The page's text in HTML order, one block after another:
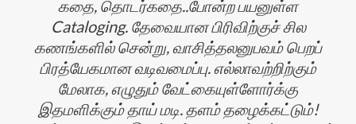
கதை, தொடர்கதை..போன்ற பயனுள்ள
Cataloging. தேவையான பிரிவிற்குச் சில
கணங்களில் சென்று, வாசித்தலனுபவம் பெறப்
பிரத்யேகமான வடிவமைப்பு. எல்லாவற்றிற்கும்
மேலாக, எழுதும் வேட்கையுள்ளோர்க்கு
இதமளிக்கும் தாய் மடி. தளம் தழைக்கட்டும்!